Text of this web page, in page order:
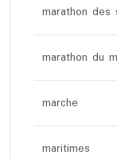
marathon des
marathon du
marche
maritimes